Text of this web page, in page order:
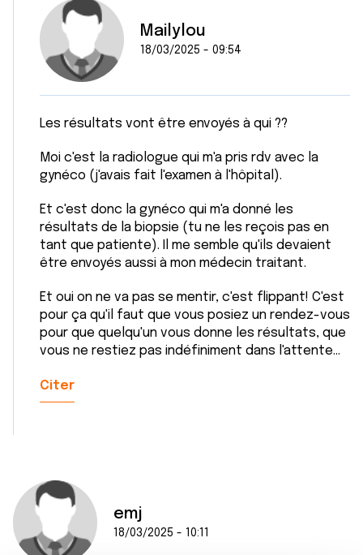
Mailylou
18/03/2025 - 09:54
Les résultats vont être envoyés à qui ??
Moi c'est la radiologue qui m'a pris rdv avec la
gynéco (j'avais fait l'examen à l'hôpital).
Et c'est donc la gynéco qui m'a donné les
résultats de la biopsie (tu ne les reçois pas en
tant que patiente). Il me semble qu'ils devaient
être envoyés aussi à mon médecin traitant.
Et oui on ne va pas se mentir, c'est flippant! C'est
pour ça qu'il faut que vous posiez un rendez-vous
pour que quelqu'un vous donne les résultats, que
vous ne restiez pas indéfiniment dans l'attente...
Citer
emj
18/03/2025 - 10:11